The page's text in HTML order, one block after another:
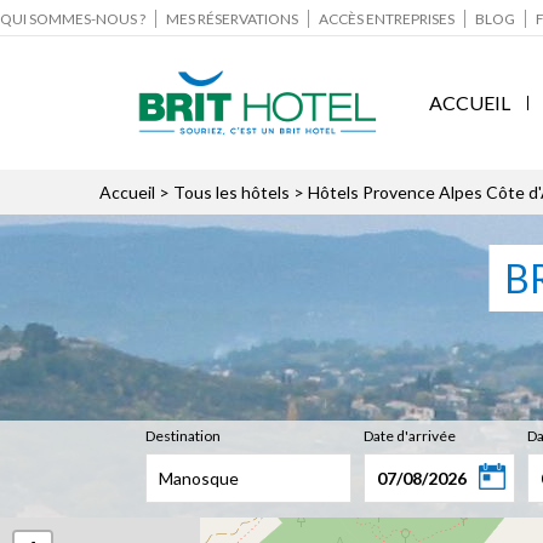
QUI SOMMES-NOUS ? MES RÉSERVATIONS ACCÈS ENTREPRISES BLOG
ACCUEIL
Accueil > Tous les hôtels > Hôtels Provence Alpes Côte
Destination Date d'arrivée